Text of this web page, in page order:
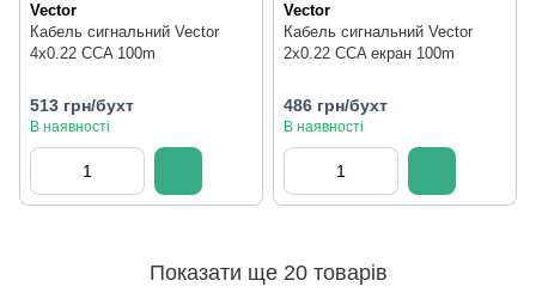
Vector
Кабель сигнальний Vector
4х0.22 CCA 100m
513 грн/бухт
В наявності
Vector
Кабель сигнальний Vector
2х0.22 CCA екран 100m
486 грн/бухт
В наявності
Показати ще 20 товарів